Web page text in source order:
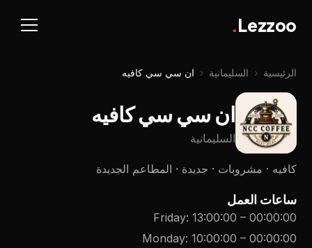
Lezzoo
.
الرئيسية ‹ السليمانية ‹ ان سي سي کافیە
ان سي سي کافیە
السليمانية
كافيه · مشروبات · جديدة · المطاعم الجديدة
ساعات العمل
Friday: 13:00:00 – 00:00:00
Monday: 10:00:00 – 00:00:00